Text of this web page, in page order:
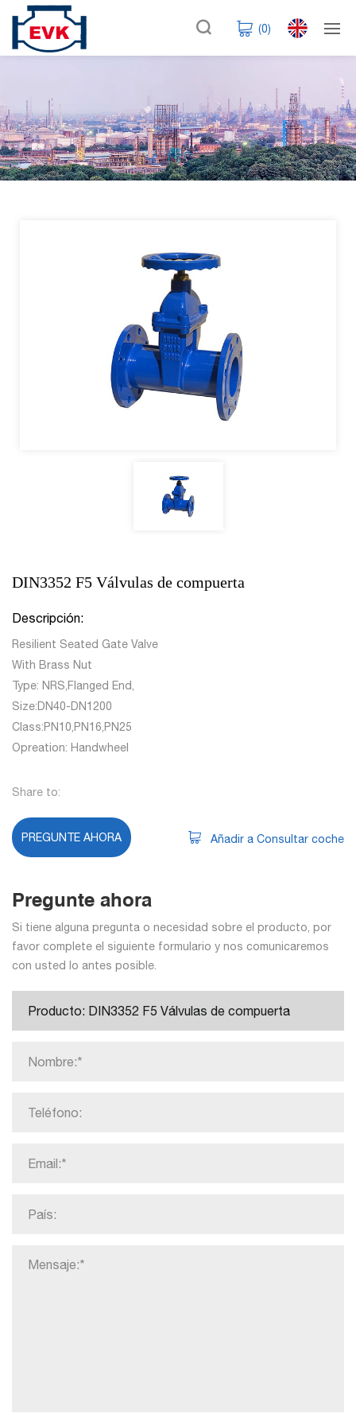
(0)
DIN3352 F5 Válvulas de compuerta
Descripción:
Resilient Seated Gate Valve
With Brass Nut
Type: NRS,Flanged End,
Size:DN40-DN1200
Class:PN10,PN16,PN25
Opreation: Handwheel
Share to:
PREGUNTE AHORA Añadir a Consultar coche
Pregunte ahora
Si tiene alguna pregunta o necesidad sobre el producto, por
favor complete el siguiente formulario y nos comunicaremos
con usted lo antes posible.